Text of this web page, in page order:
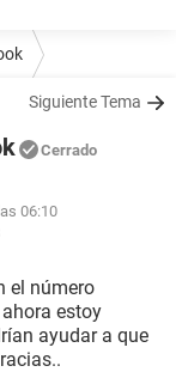
Siguiente Tema
Cerrado
06:10
el número
estoy
ayudar a que